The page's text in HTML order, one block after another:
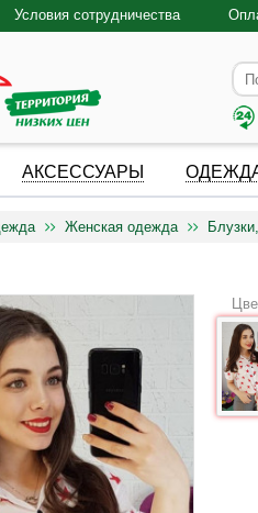
Условия сотрудничества
АКСЕССУАРЫ
Женская одежда